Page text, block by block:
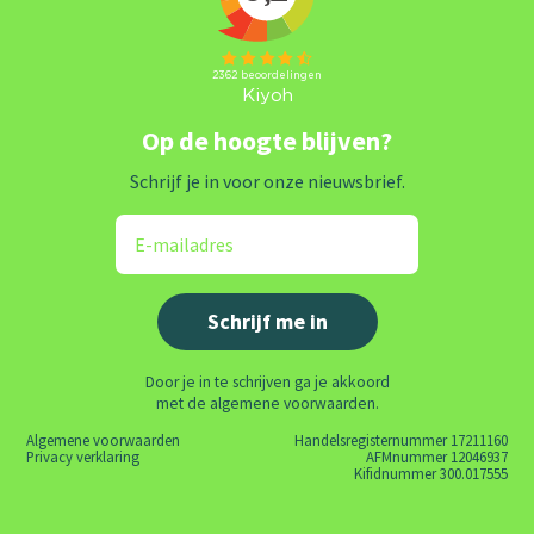
Op de hoogte blijven?
Schrijf je in voor onze nieuwsbrief.
Door je in te schrijven ga je akkoord
met de algemene voorwaarden.
Algemene voorwaarden
Privacy verklaring
Handelsregisternummer 17211160
AFMnummer 12046937
Kifidnummer 300.017555